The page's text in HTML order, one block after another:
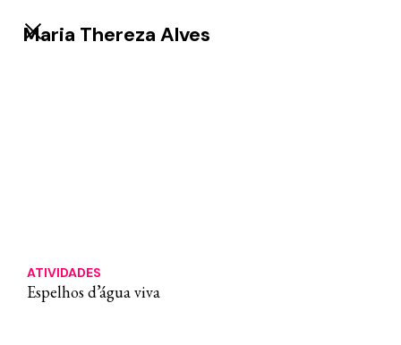
Maria Thereza Alves
ATIVIDADES
⁠Espelhos d’água viva